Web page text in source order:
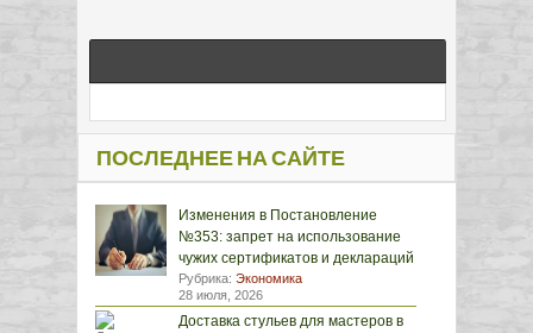
ПОСЛЕДНЕЕ НА САЙТЕ
Изменения в Постановление
№353: запрет на использование
чужих сертификатов и деклараций
Рубрика: Экономика
28 июля, 2026
Доставка стульев для мастеров в